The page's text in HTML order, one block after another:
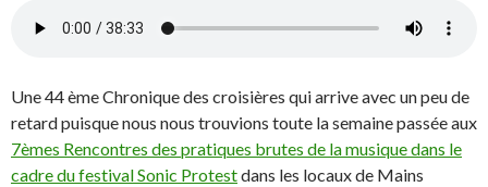
Une 44 ème Chronique des croisières qui arrive avec un peu de
retard puisque nous nous trouvions toute la semaine passée aux
7èmes Rencontres des pratiques brutes de la musique dans le
cadre du festival Sonic Protestdans les locaux de Mains